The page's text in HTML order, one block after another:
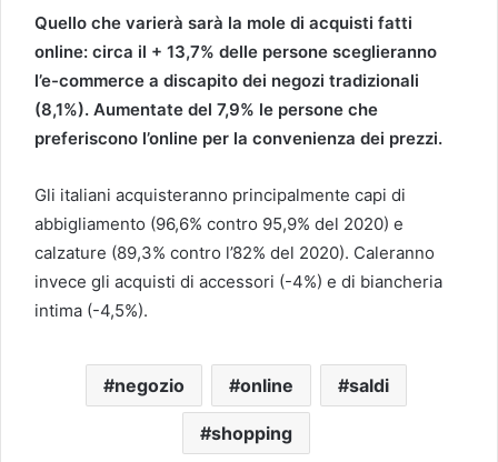
Quello che varierà sarà la mole di acquisti fatti
online: circa il + 13,7% delle persone sceglieranno
l’e-commerce a discapito dei negozi tradizionali
(8,1%). Aumentate del 7,9% le persone che
preferiscono l’online per la convenienza dei prezzi.
Gli italiani acquisteranno principalmente capi di
abbigliamento (96,6% contro 95,9% del 2020) e
calzature (89,3% contro l’82% del 2020). Caleranno
invece gli acquisti di accessori (-4%) e di biancheria
intima (-4,5%).
negozio online saldi
shopping